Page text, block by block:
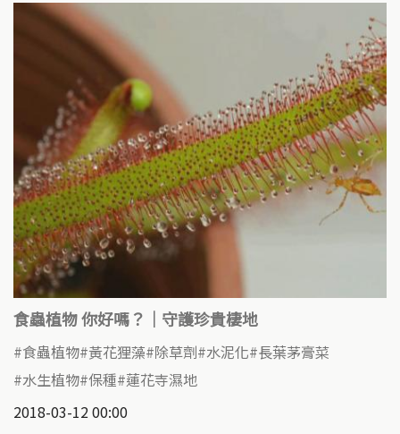
食蟲植物 你好嗎？｜守護珍貴棲地
食蟲植物 黃花狸藻 除草劑 水泥化 長葉茅膏菜
水生植物 保種 蓮花寺濕地
2018-03-12 00:00